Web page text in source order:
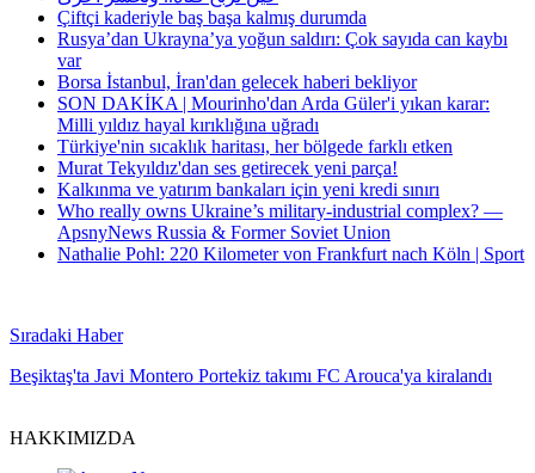
Çiftçi kaderiyle baş başa kalmış durumda
Rusya’dan Ukrayna’ya yoğun saldırı: Çok sayıda can kaybı
var
Borsa İstanbul, İran'dan gelecek haberi bekliyor
SON DAKİKA | Mourinho'dan Arda Güler'i yıkan karar:
Milli yıldız hayal kırıklığına uğradı
Türkiye'nin sıcaklık haritası, her bölgede farklı etken
Murat Tekyıldız'dan ses getirecek yeni parça!
Kalkınma ve yatırım bankaları için yeni kredi sınırı
Who really owns Ukraine’s military-industrial complex? —
ApsnyNews Russia & Former Soviet Union
Nathalie Pohl: 220 Kilometer von Frankfurt nach Köln | Sport
Sıradaki Haber
Beşiktaş'ta Javi Montero Portekiz takımı FC Arouca'ya kiralandı
HAKKIMIZDA